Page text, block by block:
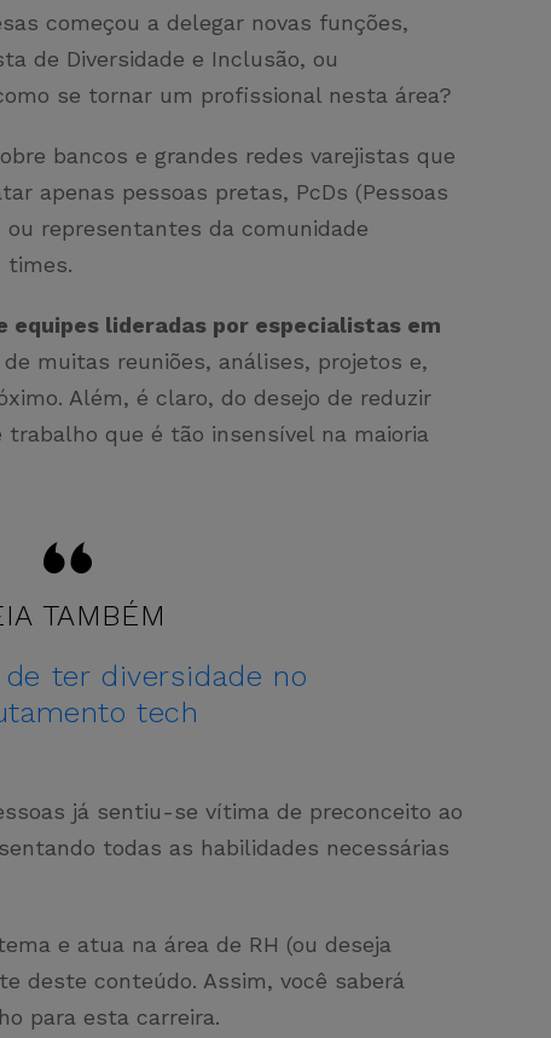
começou a delegar novas funções,
de Diversidade e Inclusão, ou
se tornar um profissional nesta área?
bancos e grandes redes varejistas que
apenas pessoas pretas, PcDs (Pessoas
representantes da comunidade
times.
equipes lideradas por especialistas em
muitas reuniões, análises, projetos e,
Além, é claro, do desejo de reduzir
que é tão insensível na maioria
TAMBÉM
de ter diversidade no
tech
já sentiu-se vítima de preconceito ao
todas as habilidades necessárias
e atua na área de RH (ou deseja
deste conteúdo. Assim, você saberá
para esta carreira.